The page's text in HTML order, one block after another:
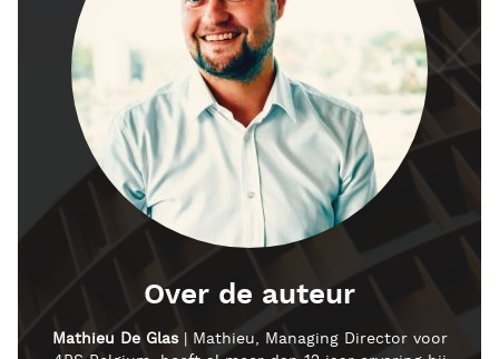
Over de auteur
Mathieu De Glas| Mathieu, Managing Director voor